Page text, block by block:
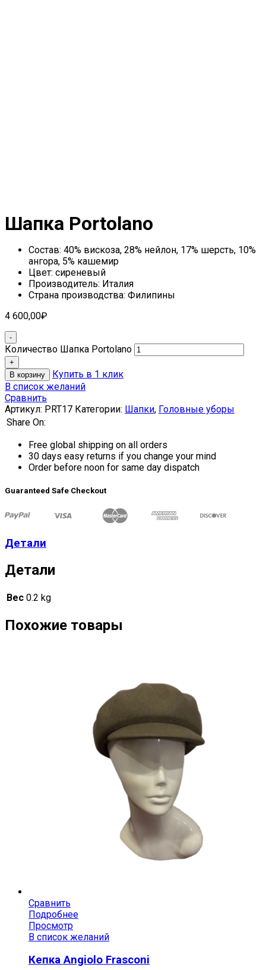
Шапка Portolano
Состав: 40% вискоза, 28% нейлон, 17% шерсть, 10%
ангора, 5% кашемир
Цвет: сиреневый
Производитель: Италия
Страна производства: Филипины
4 600,00₽
Количество Шапка Portolano
В корзину
Купить в 1 клик
В список желаний
Сравнить
Артикул: PRT17 Категории: Шапки, Головные уборы
Share On:
Free global shipping on all orders
30 days easy returns if you change your mind
Order before noon for same day dispatch
Guaranteed Safe Checkout
Детали
Детали
Вес 0.2 kg
Похожие товары
Сравнить
Подробнее
Просмотр
В список желаний
Кепка Angiolo Frasconi